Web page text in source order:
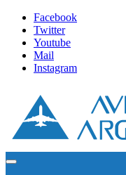
Facebook
Twitter
Youtube
Mail
Instagram